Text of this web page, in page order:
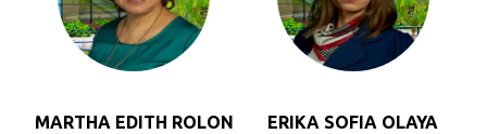
MARTHA EDITH ROLON
ERIKA SOFIA OLAYA